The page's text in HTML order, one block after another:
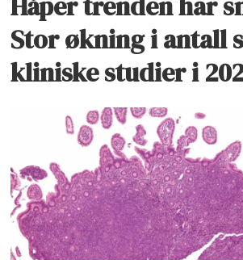
Stor økning i antall
kliniske studier i